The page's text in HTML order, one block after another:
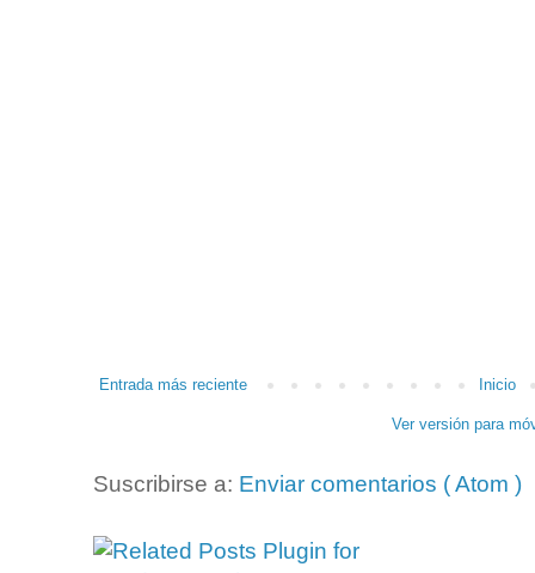
Entrada más reciente Inicio
Ver versión para
Suscribirse a: Enviar comentarios ( Atom )